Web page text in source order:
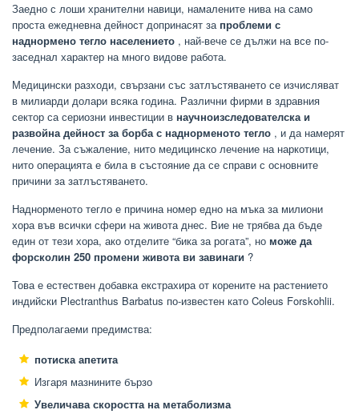
Заедно с лоши хранителни навици, намалените нива на само
проста ежедневна дейност допринасят за проблеми с
наднормено тегло населението , най-вече се дължи на все по-
заседнал характер на много видове работа.
Медицински разходи, свързани със затлъстяването се изчисляват
в милиарди долари всяка година. Различни фирми в здравния
сектор са сериозни инвестиции в научноизследователска и
развойна дейност за борба с наднорменото тегло , и да намерят
лечение. За съжаление, нито медицинско лечение на наркотици,
нито операцията е била в състояние да се справи с основните
причини за затлъстяването.
Наднорменото тегло е причина номер едно на мъка за милиони
хора във всички сфери на живота днес. Вие не трябва да бъде
един от тези хора, ако отделите “бика за рогата”, но може да
форсколин 250 промени живота ви завинаги ?
Това е естествен добавка екстрахира от корените на растението
индийски Plectranthus Barbatus по-известен като Coleus Forskohlii.
Предполагаеми предимства:
потиска апетита
Изгаря мазнините бързо
Увеличава скоростта на метаболизма